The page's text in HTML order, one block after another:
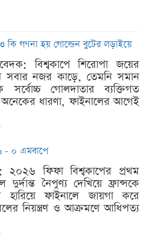
কি গণনা হয় গোল্ডেন বুটের লড়াইয়ে
বিশ্বকাপে শিরোপা জয়ের
সবার নজর কাড়ে, তেমনি সমান
সর্বোচ্চ গোলদাতার ব্যক্তিগত
ধারণা, ফাইনালের আগেই
- ০ এমবাপে
২০২৬ ফিফা বিশ্বকাপের প্রথম
দুর্দান্ত নৈপুণ্য দেখিয়ে ফ্রান্সকে
ফাইনালে জায়গা করে
নিয়ন্ত্রণ ও আক্রমণে আধিপত্য